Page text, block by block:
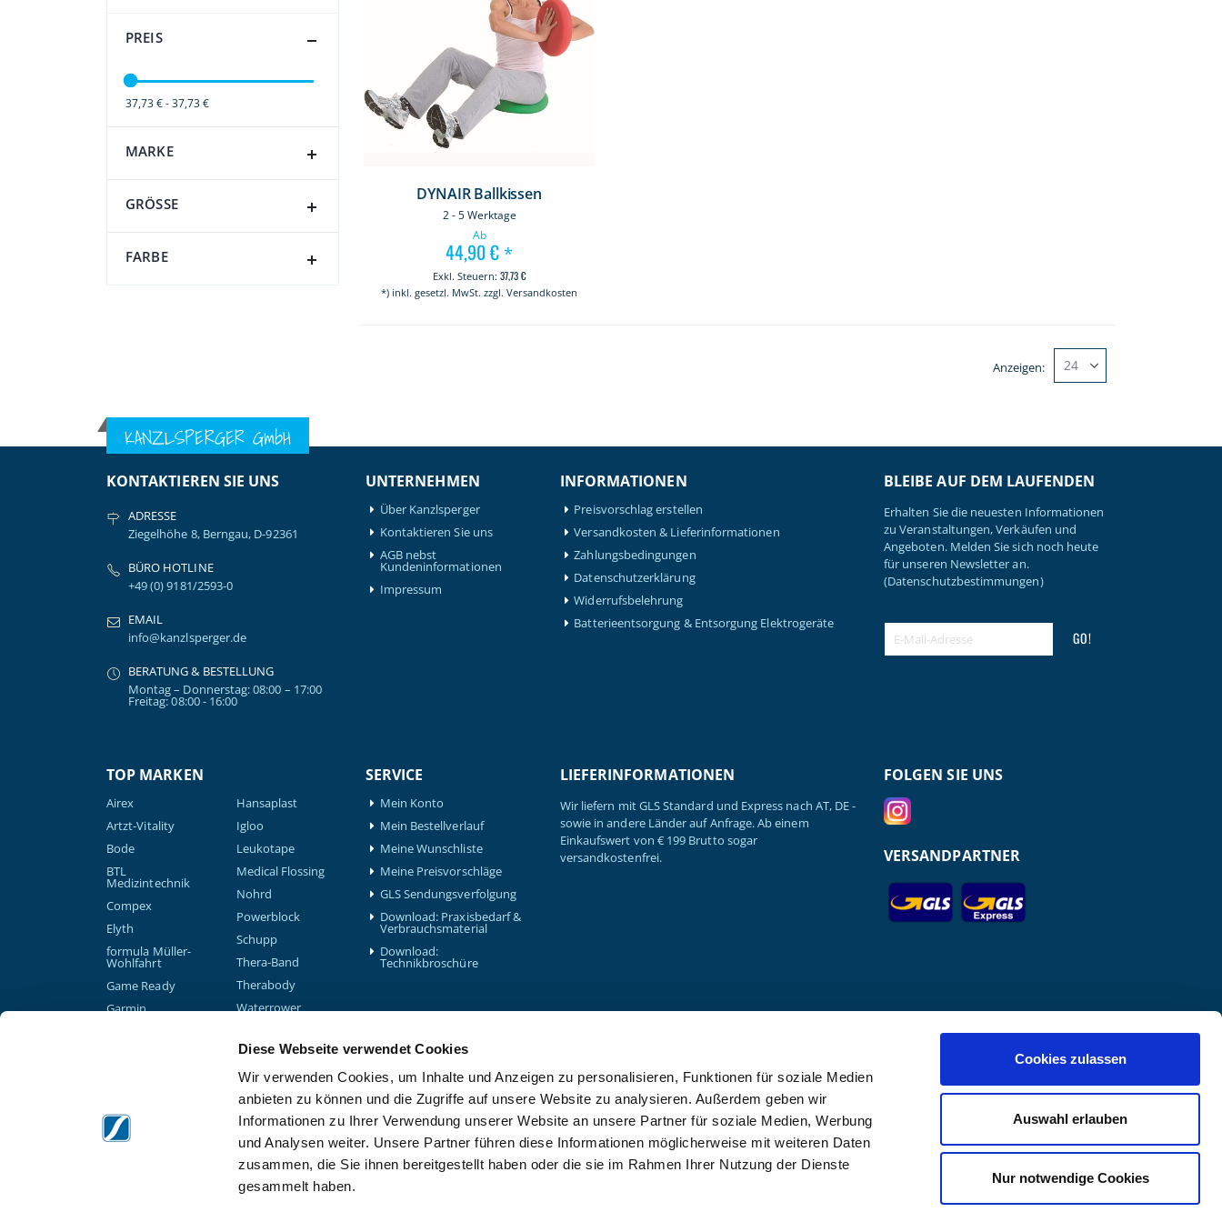
Diese Webseite verwendet Cookies
Wir verwenden Cookies, um Inhalte und Anzeigen zu personalisieren, Funktionen für soziale Medien
anbieten zu können und die Zugriffe auf unsere Website zu analysieren. Außerdem geben wir
Informationen zu Ihrer Verwendung unserer Website an unsere Partner für soziale Medien, Werbung
und Analysen weiter. Unsere Partner führen diese Informationen möglicherweise mit weiteren Daten
zusammen, die Sie ihnen bereitgestellt haben oder die sie im Rahmen Ihrer Nutzung der Dienste
gesammelt haben.
Cookies zulassen
Auswahl erlauben
Nur notwendige Cookies
DYNAIR Ballkissen
2 - 5 Werktage
Ab
44,90 € *
37,73 €
*) inkl. gesetzl. MwSt. zzgl. Versandkosten
Anzeigen
PREIS
37,73 € - 37,73 €
MARKE
GRÖSSE
FARBE
KANZLSPERGER GmbH
KONTAKTIEREN SIE UNS
ADRESSE
Ziegelhöhe 8, Berngau, D-92361
BÜRO HOTLINE
+49 (0) 9181/2593-0
EMAIL
info@kanzlsperger.de
BERATUNG & BESTELLUNG
Montag – Donnerstag: 08:00 – 17:00
Freitag: 08:00 - 16:00
UNTERNEHMEN
Über Kanzlsperger
Kontaktieren Sie uns
AGB nebst
Kundeninformationen
Impressum
INFORMATIONEN
Preisvorschlag erstellen
Versandkosten & Lieferinformationen
Zahlungsbedingungen
Datenschutzerklärung
Widerrufsbelehrung
Batterieentsorgung & Entsorgung Elektrogeräte
BLEIBE AUF DEM LAUFENDEN
Erhalten Sie die neuesten Informationen
zu Veranstaltungen, Verkäufen und
Angeboten. Melden Sie sich noch heute
für unseren Newsletter an.
(Datenschutzbestimmungen)
GO!
TOP MARKEN
Airex
Artzt-Vitality
Bode
BTL
Medizintechnik
Compex
Elyth
formula Müller-
Wohlfahrt
Game Ready
Garmin
Hansaplast
Igloo
Leukotape
Medical Flossing
Nohrd
Powerblock
Schupp
Thera-Band
Therabody
Waterrower
SERVICE
Mein Konto
Mein Bestellverlauf
Meine Wunschliste
Meine Preisvorschläge
GLS Sendungsverfolgung
Download: Praxisbedarf &
Verbrauchsmaterial
Download:
Technikbroschüre
LIEFERINFORMATIONEN
Wir liefern mit GLS Standard und Express nach AT, DE -
sowie in andere Länder auf Anfrage. Ab einem
Einkaufswert von € 199 Brutto sogar
versandkostenfrei.
FOLGEN SIE UNS
VERSANDPARTNER
Copyright © 2026 - Kanzlsperger GmbH.